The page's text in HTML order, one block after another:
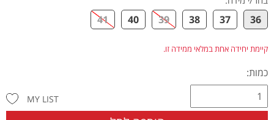
36
37
38
39
40
41
קיימת יחידה אחת במלאי ממידה זו.
כמות:
MY LIST